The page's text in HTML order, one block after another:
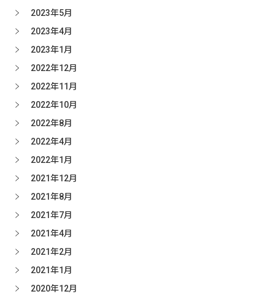
2023年5月
2023年4月
2023年1月
2022年12月
2022年11月
2022年10月
2022年8月
2022年4月
2022年1月
2021年12月
2021年8月
2021年7月
2021年4月
2021年2月
2021年1月
2020年12月